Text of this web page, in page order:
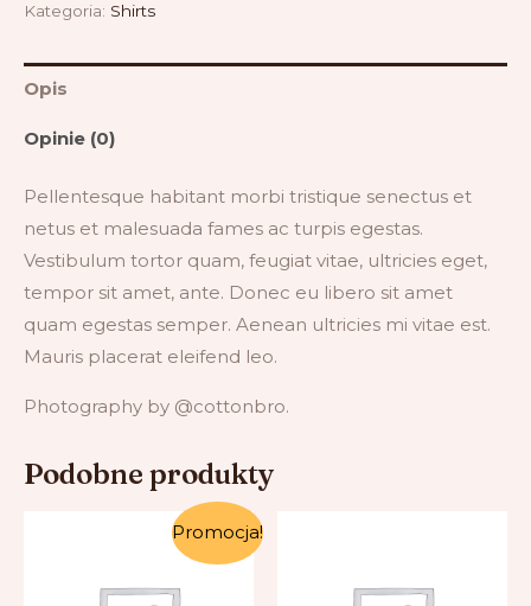
Kategoria: Shirts
Opis
Opinie (0)
Pellentesque habitant morbi tristique senectus et
netus et malesuada fames ac turpis egestas.
Vestibulum tortor quam, feugiat vitae, ultricies eget,
tempor sit amet, ante. Donec eu libero sit amet
quam egestas semper. Aenean ultricies mi vitae est.
Mauris placerat eleifend leo.
Photography by @cottonbro.
Podobne produkty
Promocja!